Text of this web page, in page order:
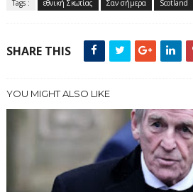
Tags : εθνική Σκωτίας Σαν σήμερα Scotland
SHARE THIS
YOU MIGHT ALSO LIKE